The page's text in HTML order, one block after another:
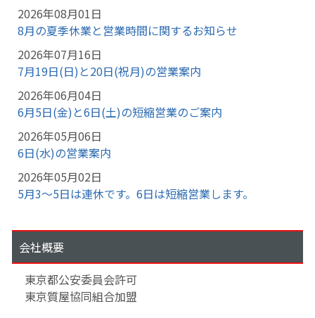
2026年08月01日
8月の夏季休業と営業時間に関するお知らせ
2026年07月16日
7月19日(日)と20日(祝月)の営業案内
2026年06月04日
6月5日(金)と6日(土)の短縮営業のご案内
2026年05月06日
6日(水)の営業案内
2026年05月02日
5月3～5日は連休です。6日は短縮営業します。
会社概要
東京都公安委員会許可
東京質屋協同組合加盟